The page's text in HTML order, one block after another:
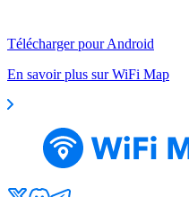
Télécharger pour Android
En savoir plus sur WiFi Map